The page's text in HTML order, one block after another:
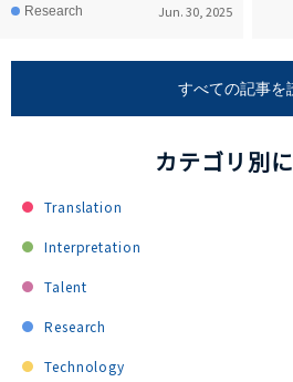
Research
Jun. 30, 2025
すべての記事を
カテゴリ別
Translation
Interpretation
Talent
Research
Technology